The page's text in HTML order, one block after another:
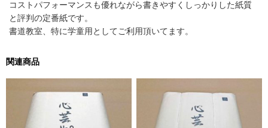
コストパフォーマンスも優れながら書きやすくしっかりした紙質
と評判の定番紙です。
書道教室、特に学童用としてご利用頂いてます。
関連商品